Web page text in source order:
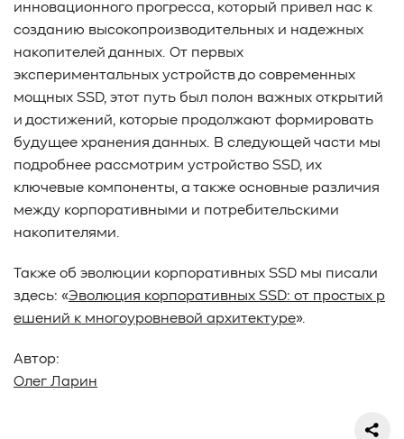
инновационного прогресса, который привел нас к
созданию высокопроизводительных и надежных
накопителей данных. От первых
экспериментальных устройств до современных
мощных SSD, этот путь был полон важных открытий
и достижений, которые продолжают формировать
будущее хранения данных. В следующей части мы
подробнее рассмотрим устройство SSD, их
ключевые компоненты, а также основные различия
между корпоративными и потребительскими
накопителями.
Также об эволюции корпоративных SSD мы писали
здесь: «Эволюция корпоративных SSD: от простых р
ешений к многоуровневой архитектуре».
Автор:
Олег Ларин